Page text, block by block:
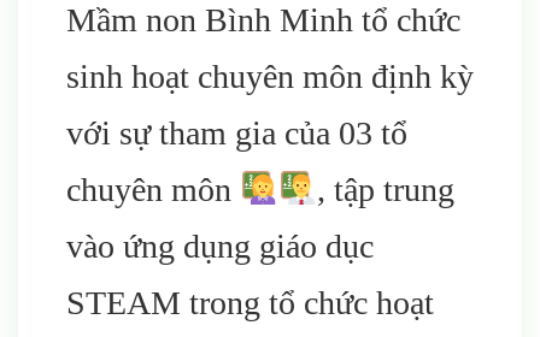
Mầm non Bình Minh tổ chức
sinh hoạt chuyên môn định kỳ
với sự tham gia của 03 tổ
chuyên môn
, tập trung
vào ứng dụng giáo dục
STEAM trong tổ chức hoạt